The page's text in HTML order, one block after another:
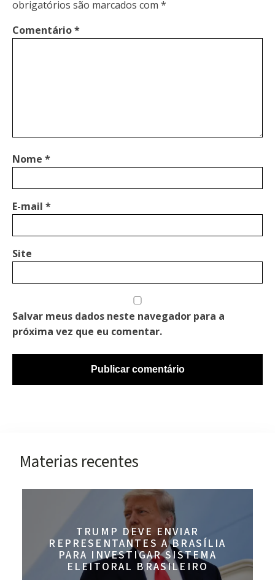
obrigatórios são marcados com *
Comentário*
Nome *
E-mail *
Site
Salvar meus dados neste navegador para a
próxima vez que eu comentar.
Materias recentes
TRUMP DEVE ENVIAR
REPRESENTANTES A BRASÍLIA
PARA INVESTIGAR SISTEMA
ELEITORAL BRASILEIRO